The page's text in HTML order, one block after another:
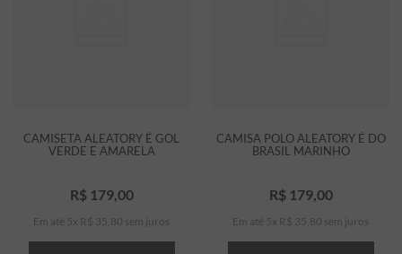
CAMISETA ALEATORY É GOL
VERDE E AMARELA
R$ 179, 00
Em até 5 x R$ 35 80 sem juros
CAMISA POLO ALEATORY É DO
BRASIL MARINHO
R$ 179, 00
Em até 5 x R$ 35 80 sem juros